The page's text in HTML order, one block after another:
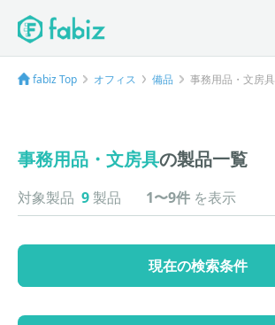
fabiz Top オフィス 備品 事務用品・文房具
事務用品・文房具の製品一覧
対象製品 9 製品 1〜9件 を表示
現在の検索条件